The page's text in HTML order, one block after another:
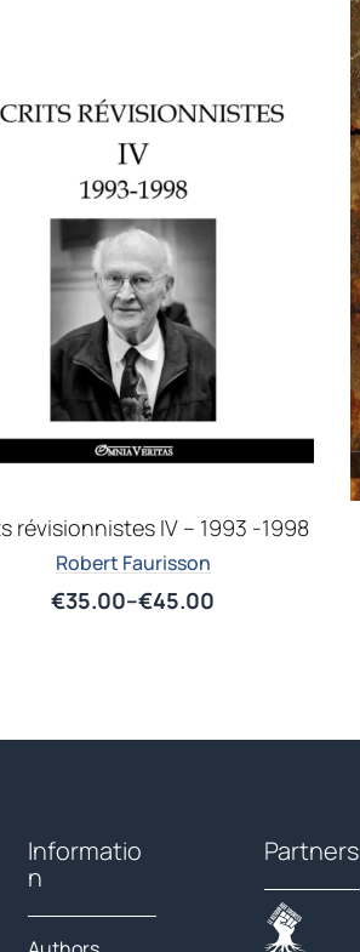
révisionnistes IV – 1993 -1998
Robert Faurisson
€35.00–€45.00
Informatio
n
Partners